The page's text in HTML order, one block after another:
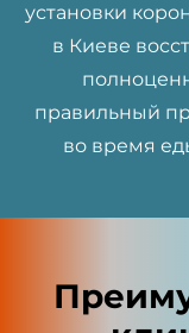
установки
в Киеве
правильный
во время